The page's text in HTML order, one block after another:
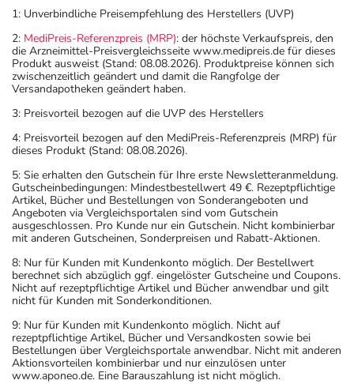
1: Unverbindliche Preisempfehlung des Herstellers (UVP)
2: MediPreis-Referenzpreis (MRP): der höchste Verkaufspreis, den
die Arzneimittel-Preisvergleichsseite www.medipreis.de für dieses
Produkt ausweist (Stand: 08.08.2026). Produktpreise können sich
zwischenzeitlich geändert und damit die Rangfolge der
Versandapotheken geändert haben.
3: Preisvorteil bezogen auf die UVP des Herstellers
4: Preisvorteil bezogen auf den MediPreis-Referenzpreis (MRP) für
dieses Produkt (Stand: 08.08.2026).
5: Sie erhalten den Gutschein für Ihre erste Newsletteranmeldung.
Gutscheinbedingungen: Mindestbestellwert 49 €. Rezeptpflichtige
Artikel, Bücher und Bestellungen von Sonderangeboten und
Angeboten via Vergleichsportalen sind vom Gutschein
ausgeschlossen. Pro Kunde nur ein Gutschein. Nicht kombinierbar
mit anderen Gutscheinen, Sonderpreisen und Rabatt-Aktionen.
8: Nur für Kunden mit Kundenkonto möglich. Der Bestellwert
berechnet sich abzüglich ggf. eingelöster Gutscheine und Coupons.
Nicht auf rezeptpflichtige Artikel und Bücher anwendbar und gilt
nicht für Kunden mit Sonderkonditionen.
9: Nur für Kunden mit Kundenkonto möglich. Nicht auf
rezeptpflichtige Artikel, Bücher und Versandkosten sowie bei
Bestellungen über Vergleichsportale anwendbar. Nicht mit anderen
Aktionsvorteilen kombinierbar und nur einzulösen unter
www.aponeo.de. Eine Barauszahlung ist nicht möglich.